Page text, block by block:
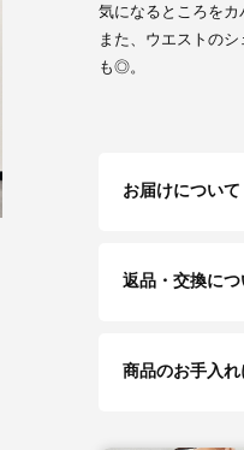
気になるところをカ
また、ウエストの
も◎。
お届けについて
返品・交換につ
商品のお手入